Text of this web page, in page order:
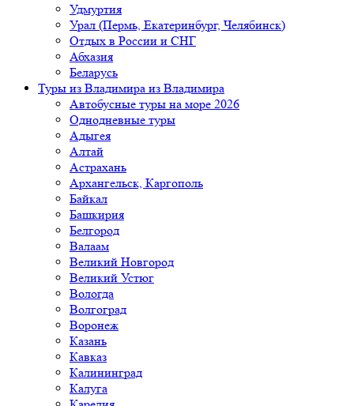
Удмуртия
Урал (Пермь, Екатеринбург, Челябинск)
Отдых в России и СНГ
Абхазия
Беларусь
Туры из Владимира из Владимира
Автобусные туры на море 2026
Однодневные туры
Адыгея
Алтай
Астрахань
Архангельск, Каргополь
Байкал
Башкирия
Белгород
Валаам
Великий Новгород
Великий Устюг
Вологда
Волгоград
Воронеж
Казань
Кавказ
Калининград
Калуга